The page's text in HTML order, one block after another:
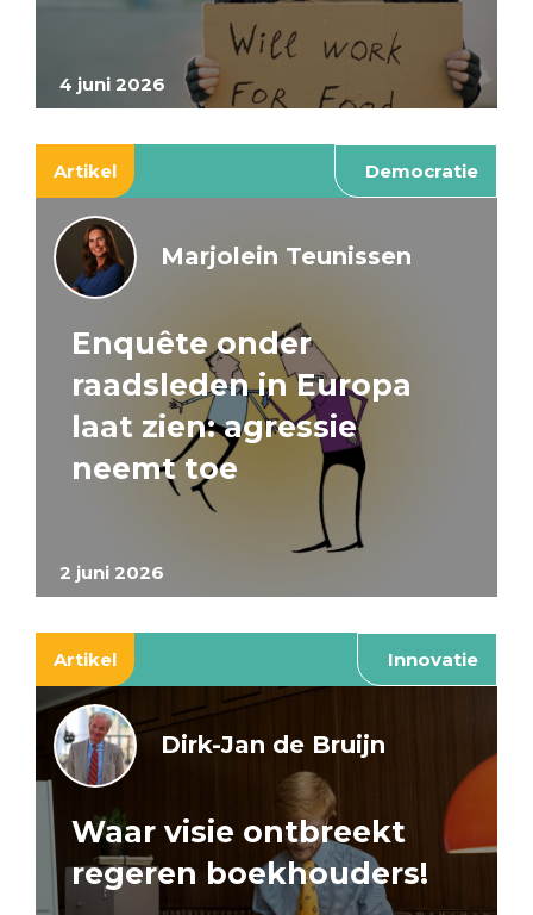
4 juni 2026
Artikel Democratie
2 juni 2026
Marjolein Teunissen
Enquête onder
raadsleden in Europa
laat zien: agressie
neemt toe
Artikel Innovatie
Dirk-Jan de Bruijn
Waar visie ontbreekt
regeren boekhouders!